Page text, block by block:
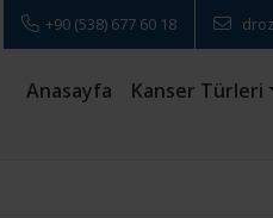
+90 (538) 677 60 18
Anasayfa Kanser Türleri